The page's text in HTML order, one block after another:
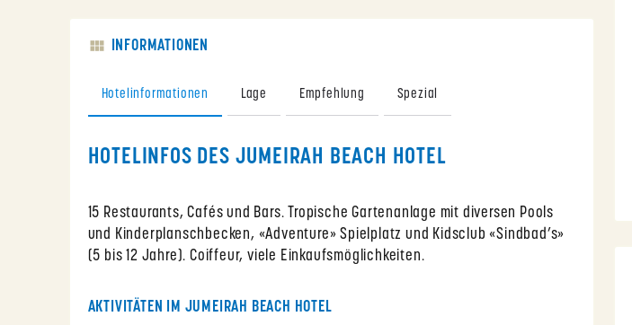
INFORMATIONEN
Hotelinformationen Lage Empfehlung Spezial
HOTELINFOS DES JUMEIRAH BEACH HOTEL
15 Restaurants, Cafés und Bars. Tropische Gartenanlage mit diversen Pools
und Kinderplanschbecken, «Adventure» Spielplatz und Kidsclub «Sindbad’s»
(5 bis 12 Jahre). Coiffeur, viele Einkaufsmöglichkeiten.
AKTIVITÄTEN IM JUMEIRAH BEACH HOTEL